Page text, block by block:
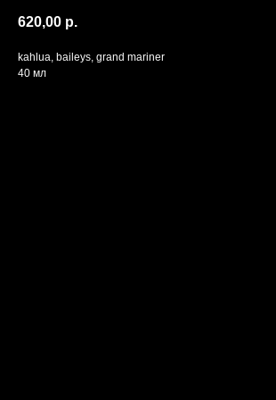
620,00 р.
kahlua, baileys, grand mariner
40 мл